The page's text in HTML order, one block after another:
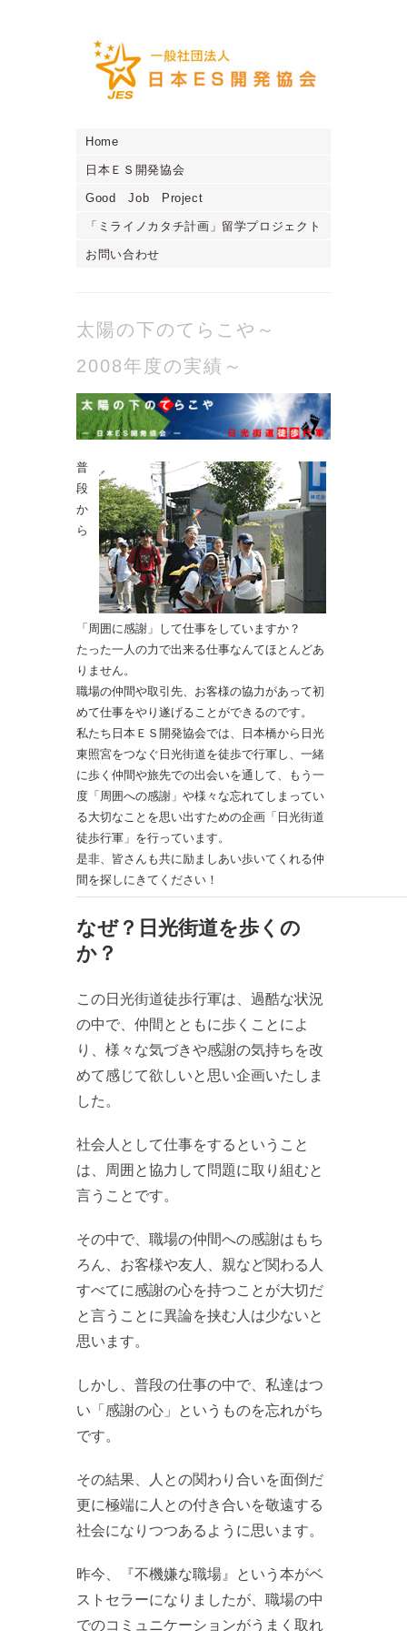
Home
日本ＥＳ開発協会
Good Job Project
「ミライノカタチ計画」留学プロジェクト
お問い合わせ
太陽の下のてらこや～
2008年度の実績～
普
段
か
ら
「周囲に感謝」して仕事をしていますか？
たった一人の力で出来る仕事なんてほとんどあ
りません。
職場の仲間や取引先、お客様の協力があって初
めて仕事をやり遂げることができるのです。
私たち日本ＥＳ開発協会では、日本橋から日光
東照宮をつなぐ日光街道を徒歩で行軍し、一緒
に歩く仲間や旅先での出会いを通して、もう一
度「周囲への感謝」や様々な忘れてしまってい
る大切なことを思い出すための企画「日光街道
徒歩行軍」を行っています。
是非、皆さんも共に励ましあい歩いてくれる仲
間を探しにきてください！
なぜ？日光街道を歩くの
か？
この日光街道徒歩行軍は、過酷な状況
の中で、仲間とともに歩くことによ
り、様々な気づきや感謝の気持ちを改
めて感じて欲しいと思い企画いたしま
した。
社会人として仕事をするということ
は、周囲と協力して問題に取り組むと
言うことです。
その中で、職場の仲間への感謝はもち
ろん、お客様や友人、親など関わる人
すべてに感謝の心を持つことが大切だ
と言うことに異論を挟む人は少ないと
思います。
しかし、普段の仕事の中で、私達はつ
い「感謝の心」というものを忘れがち
です。
その結果、人との関わり合いを面倒だ
更に極端に人との付き合いを敬遠する
社会になりつつあるように思います。
昨今、『不機嫌な職場』という本がベ
ストセラーになりましたが、職場の中
でのコミュニケーションがうまく取れ